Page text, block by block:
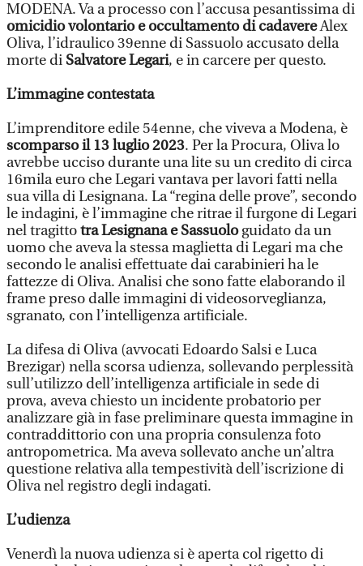
MODENA. Va a processo con l’accusa pesantissima di
omicidio volontario e occultamento di cadavereAlex
Oliva, l’idraulico 39enne di Sassuolo accusato della
morte di Salvatore Legari, e in carcere per questo.
L’immagine contestata
L’imprenditore edile 54enne, che viveva a Modena, è
scomparso il 13 luglio 2023. Per la Procura, Oliva lo
avrebbe ucciso durante una lite su un credito di circa
16mila euro che Legari vantava per lavori fatti nella
sua villa di Lesignana. La “regina delle prove”, secondo
le indagini, è l’immagine che ritrae il furgone di Legari
nel tragittotra Lesignana e Sassuologuidato da un
uomo che aveva la stessa maglietta di Legari ma che
secondo le analisi effettuate dai carabinieri ha le
fattezze di Oliva. Analisi che sono fatte elaborando il
frame preso dalle immagini di videosorveglianza,
sgranato, con l’intelligenza artificiale.
La difesa di Oliva (avvocati Edoardo Salsi e Luca
Brezigar) nella scorsa udienza, sollevando perplessità
sull’utilizzo dell’intelligenza artificiale in sede di
prova, aveva chiesto un incidente probatorio per
analizzare già in fase preliminare questa immagine in
contraddittorio con una propria consulenza foto
antropometrica. Ma aveva sollevato anche un’altra
questione relativa alla tempestività dell’iscrizione di
Oliva nel registro degli indagati.
L’udienza
Venerdì la nuova udienza si è aperta col rigetto di